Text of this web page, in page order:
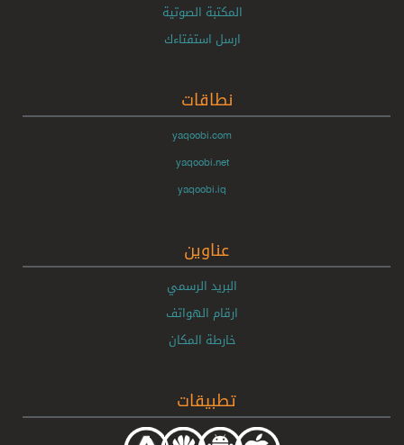
المكتبة الصوتية
ارسل استفتاءك
نطاقات
yaqoobi.com
yaqoobi.net
yaqoobi.iq
عناوين
البريد الرسمي
ارقام الهواتف
خارطة المكان
تطبيقات